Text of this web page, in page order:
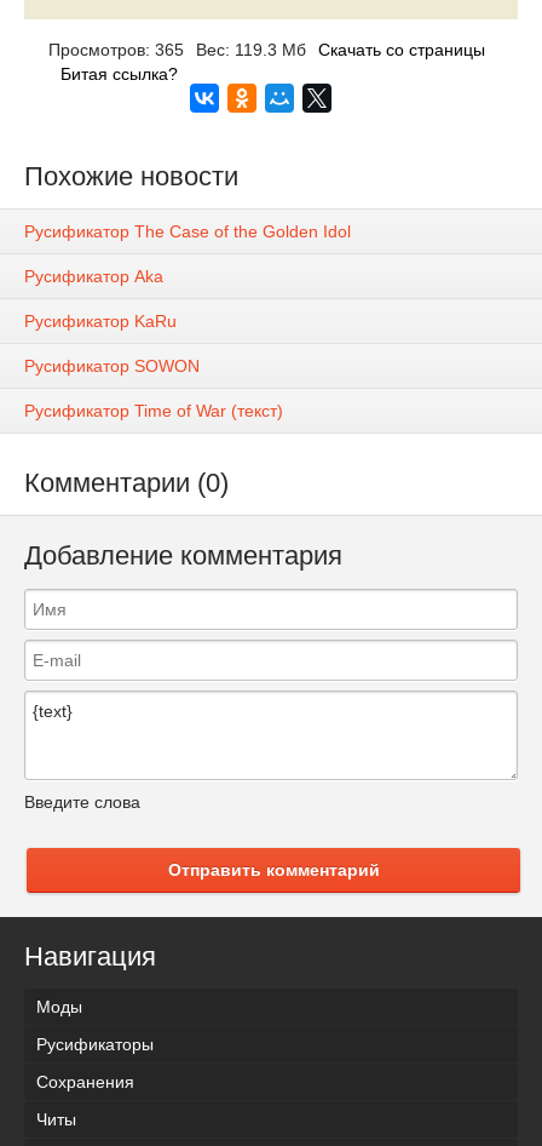
Просмотров: 365 Вес: 119.3 Мб
Скачать со страницы
Битая ссылка?
Похожие новости
Русификатор The Case of the Golden Idol
Русификатор Aka
Русификатор KaRu
Русификатор SOWON
Русификатор Time of War (текст)
Комментарии (0)
Добавление комментария
Введите слова
Отправить комментарий
Навигация
Моды
Русификаторы
Сохранения
Читы